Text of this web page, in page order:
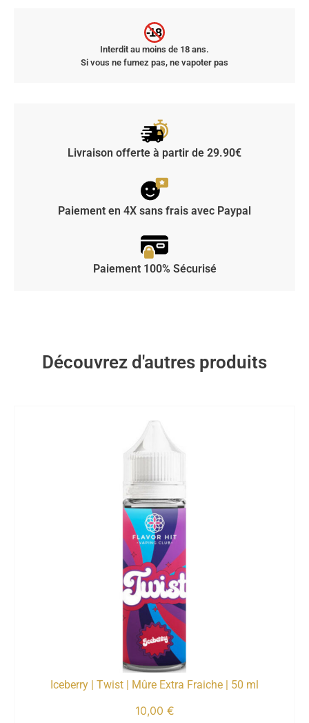
-18
Interdit au moins de 18 ans.
Si vous ne fumez pas, ne vapoter pas
Livraison offerte à partir de 29.90€
Paiement en 4X sans frais avec Paypal
Paiement 100% Sécurisé
Découvrez d'autres produits
Iceberry | Twist | Mûre Extra Fraiche | 50 ml
10,00 €